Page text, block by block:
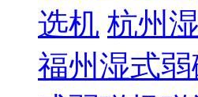
选机 杭州
福州湿式